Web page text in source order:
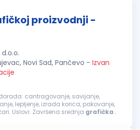
proizvodnji -
Novi Sad, Pančevo - Izvan
cantragovanje, savijanje,
lepljenje, izrada korica, pakovanje,
rad na binderu i koričari. Uslovi: Završena srednja grafička